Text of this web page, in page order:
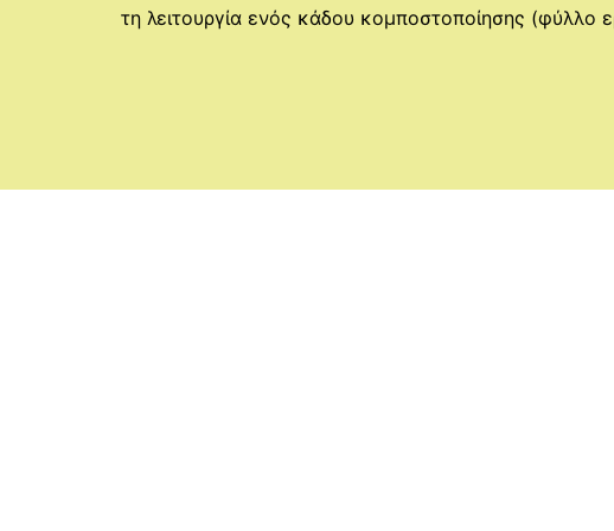
τη λειτουργία ενός κάδου κομποστοποίησης